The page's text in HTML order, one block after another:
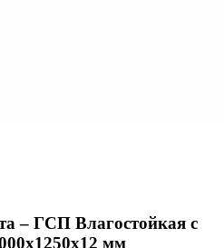
– ГСП Влагостойкая с
мм